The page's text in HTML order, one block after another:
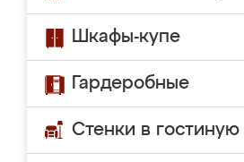
Шкафы-купе
Гардеробные
Стенки в гостиную